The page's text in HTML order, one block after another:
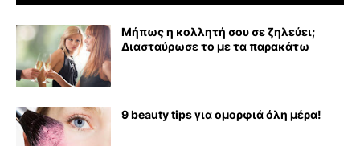
Μήπως η κολλητή σου σε ζηλεύει;
Διασταύρωσε το με τα παρακάτω
9 beauty tips για ομορφιά όλη μέρα!